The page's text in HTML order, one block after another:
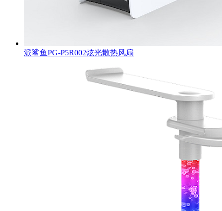
派鲨鱼PG-P5R002炫光散热风扇